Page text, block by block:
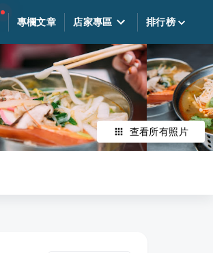
專欄文章 店家專區 排行榜
查看所有照片